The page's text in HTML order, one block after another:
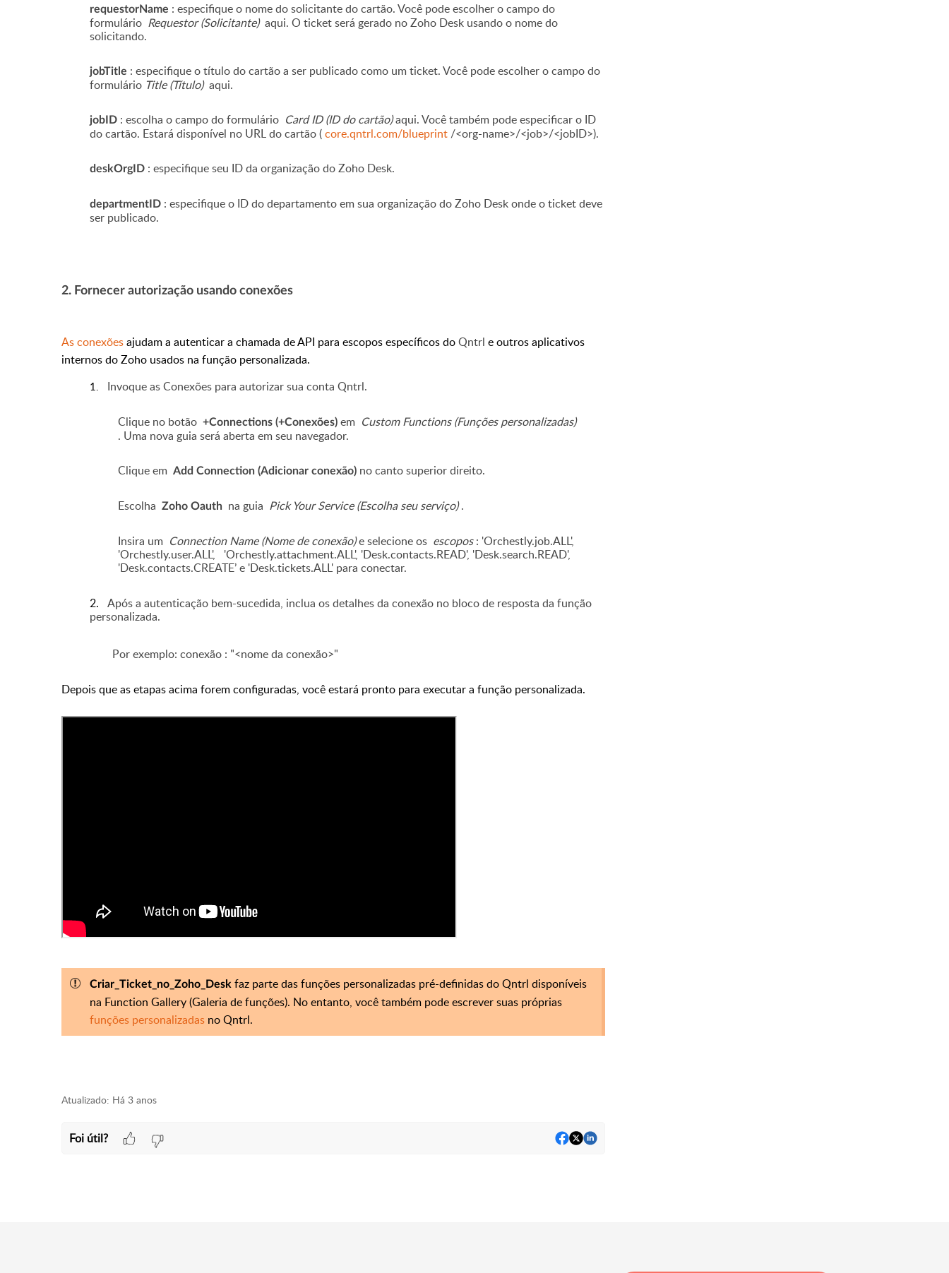
requestorName : especifique o nome do solicitante do cartão. Você pode escolher o campo do
formulário Requestor (Solicitante) aqui. O ticket será gerado no Zoho Desk usando o nome do
solicitando.
jobTitle : especifique o título do cartão a ser publicado como um ticket. Você pode escolher o campo do
formulário Title (Título) aqui.
jobID : escolha o campo do formulário Card ID (ID do cartão)aqui. Você também pode especificar o ID
do cartão. Estará disponível no URL do cartão (core.qntrl.com/blueprint /<org-name>/<job>/<jobID>).
deskOrgID : especifique seu ID da organização do Zoho Desk.
departmentID : especifique o ID do departamento em sua organização do Zoho Desk onde o ticket deve
ser publicado.
2. Fornecer autorização usando conexões
As conexõesajudam a autenticar a chamada de API para escopos específicos doQntrl e outros aplicativos
internos do Zoho usados na função personalizada.
1. Invoque as Conexões para autorizar sua conta Qntrl.
Clique no botão +Connections (+Conexões) em Custom Functions (Funções personalizadas)
. Uma nova guia será aberta em seu navegador.
Clique em Add Connection (Adicionar conexão) no canto superior direito.
Escolha Zoho Oauth na guia Pick Your Service (Escolha seu serviço) .
Insira um Connection Name (Nome de conexão)e selecione os escopos : 'Orchestly.job.ALL',
'Orchestly.user.ALL',
'Orchestly.attachment.ALL', 'Desk.contacts.READ', 'Desk.search.READ',
'Desk.contacts.CREATE’ e 'Desk.tickets.ALL' para conectar.
2. Após a autenticação bem-sucedida, inclua os detalhes da conexão no bloco de resposta da função
personalizada.
Por exemplo: conexão : "<nome da conexão>"
Depois que as etapas acima forem configuradas, você estará pronto para executar a função personalizada.
Criar_Ticket_no_Zoho_Desk faz parte das funções personalizadas pré-definidas do Qntrl disponíveis
na Function Gallery (Galeria de funções). No entanto, você também pode escrever suas próprias
funções personalizadas no Qntrl.
Atualizado: Há 3 anos
Foi útil?